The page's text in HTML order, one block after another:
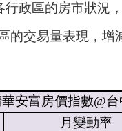
政區的房市狀況
交易量表現，
華安富房價指數@
月變動率